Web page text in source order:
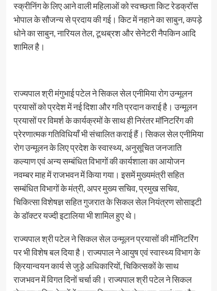
स्क्रीनिंग के लिए आने वाली महिलाओं को स्वच्छता किट रेडक्रॉस
भोपाल के सौजन्य से प्रदाय की गई। किट में नहाने का साबुन, कपड़े
धोने का साबुन, नारियल तेल, टूथब्रश और सेनेटरी नैपकिन आदि
शामिल है।
राज्यपाल श्री मंगुभाई पटेल ने सिकल सेल एनीमिया रोग उन्मूलन
प्रयासों को प्रदेश में नई दिशा और गति प्रदान कराई है। उन्मूलन
प्रयासों पर विमर्श के कार्यक्रमों के साथ ही निरंतर मॉनिटरिंग की
प्रेरणात्मक गतिविधियाँ भी संचालित कराई हैं। सिकल सेल एनीमिया
रोग उन्मूलन के लिए प्रदेश के स्वास्थ्य, अनुसूचित जनजाति
कल्याण एवं अन्य सम्बंधित विभागों की कार्यशाला का आयोजन
नवम्बर माह में राजभवन में किया गया। इसमें मुख्यमंत्री सहित
सम्बंधित विभागों के मंत्री, अपर मुख्य सचिव, प्रमुख सचिव,
चिकित्सा विशेषज्ञ सहित गुजरात के सिकल सेल नियंत्रण सोसाइटी
के डॉक्टर यज्दी इटालिया भी शामिल हुए थे।
राज्यपाल श्री पटेल ने सिकल सेल उन्मूलन प्रयासों की मॉनिटरिंग
पर भी विशेष बल दिया है। राज्यपाल ने आयुष एवं स्वास्थ्य विभाग के
क्रियान्वयन कार्य से जुड़े अधिकारियों, चिकित्सकों के साथ
राजभवन में विगत दिनों चर्चा की। राज्यपाल श्री पटेल ने सिकल